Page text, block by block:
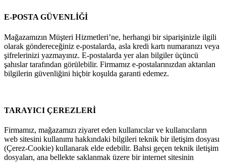
E-POSTA GÜVENLİĞİ
Mağazamızın Müşteri Hizmetleri’ne, herhangi bir siparişinizle ilgili
olarak göndereceğiniz e-postalarda, asla kredi kartı numaranızı veya
şifrelerinizi yazmayınız. E-postalarda yer alan bilgiler üçüncü
şahıslar tarafından görülebilir. Firmamız e-postalarınızdan aktarılan
bilgilerin güvenliğini hiçbir koşulda garanti edemez.
TARAYICI ÇEREZLERİ
Firmamız, mağazamızı ziyaret eden kullanıcılar ve kullanıcıların
web sitesini kullanımı hakkındaki bilgileri teknik bir iletişim dosyası
(Çerez-Cookie) kullanarak elde edebilir. Bahsi geçen teknik iletişim
dosyaları, ana bellekte saklanmak üzere bir internet sitesinin